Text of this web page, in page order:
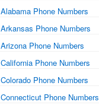
Alabama Phone Numbers
Arkansas Phone Numbers
Arizona Phone Numbers
California Phone Numbers
Colorado Phone Numbers
Connecticut Phone Numbers